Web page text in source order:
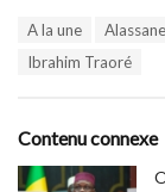
i
s
A la une
Ibrahim Traoré
Contenu connexe